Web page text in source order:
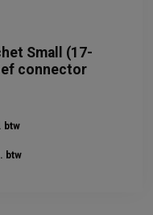
Small (17-
connector
btw
btw